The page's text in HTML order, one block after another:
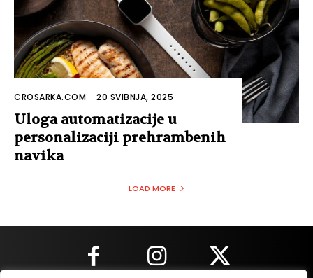
CROSARKA.COM -20 SVIBNJA, 2025
Uloga automatizacije u
personalizaciji prehrambenih
navika
LOAD MORE